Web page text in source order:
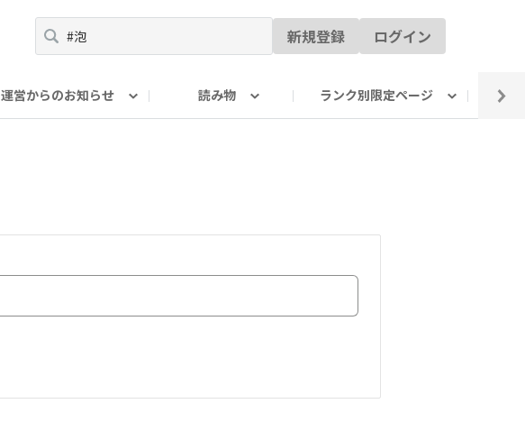
新規登録 ログイン
運営からのお知らせ 読み物 ランク別限定ページ